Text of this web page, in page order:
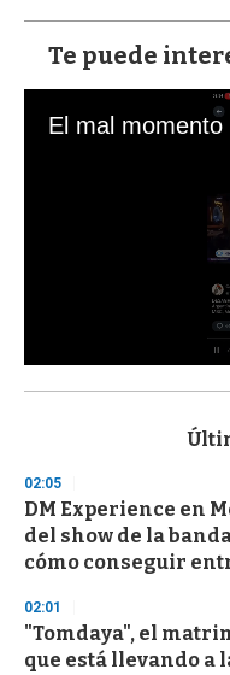
Te puede
s
d
s
o
f
3
s
e
o
02:05
DM Experience en
del show de la
cómo conseguir
02:01
"Tomdaya", el
que está llevando a